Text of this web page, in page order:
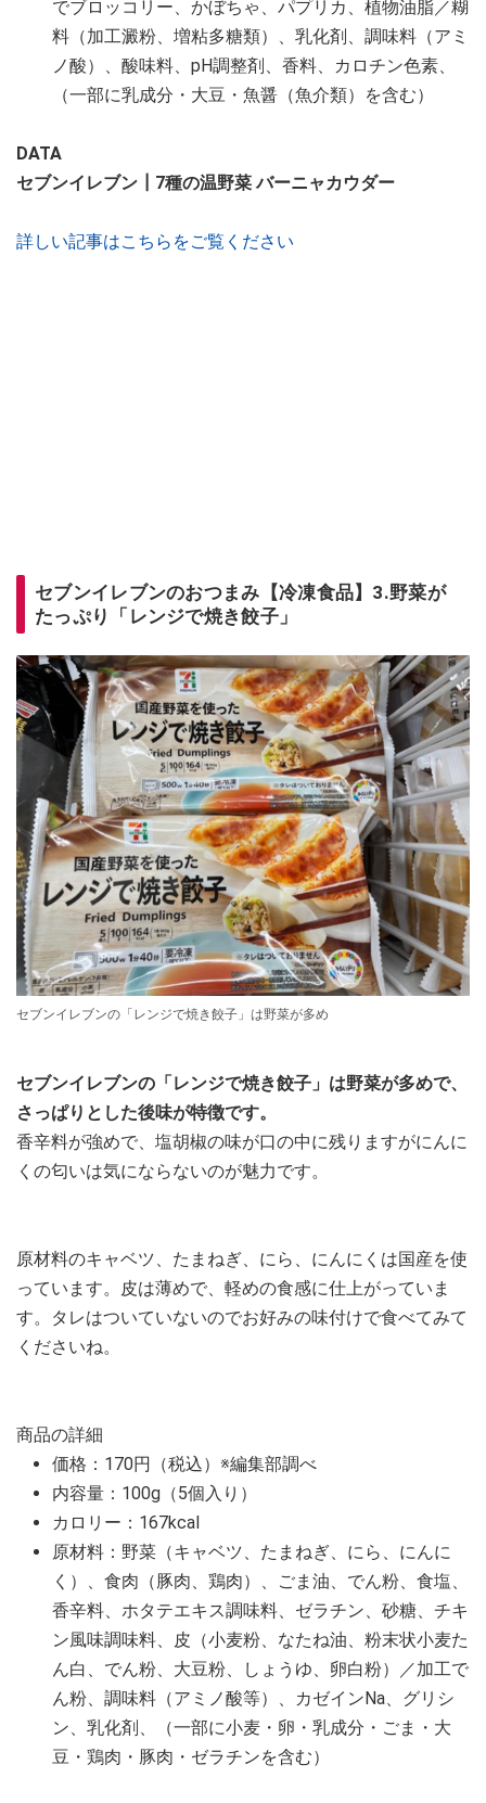
でブロッコリー、かぼちゃ、パプリカ、植物油脂／糊
料（加工澱粉、増粘多糖類）、乳化剤、調味料（アミ
ノ酸）、酸味料、pH調整剤、香料、カロチン色素、
（一部に乳成分・大豆・魚醤（魚介類）を含む）
DATA
セブンイレブン┃7種の温野菜 バーニャカウダー
詳しい記事はこちらをご覧ください
セブンイレブンのおつまみ【冷凍食品】3.野菜が
たっぷり「レンジで焼き餃子」
セブンイレブンの「レンジで焼き餃子」は野菜が多め
セブンイレブンの「レンジで焼き餃子」は野菜が多めで、
さっぱりとした後味が特徴です。
香辛料が強めで、塩胡椒の味が口の中に残りますがにんに
くの匂いは気にならないのが魅力です。
原材料のキャベツ、たまねぎ、にら、にんにくは国産を使
っています。皮は薄めで、軽めの食感に仕上がっていま
す。タレはついていないのでお好みの味付けで食べてみて
くださいね。
商品の詳細
価格：170円（税込）※編集部調べ
内容量：100g（5個入り）
カロリー：167kcal
原材料：野菜（キャベツ、たまねぎ、にら、にんに
く）、食肉（豚肉、鶏肉）、ごま油、でん粉、食塩、
香辛料、ホタテエキス調味料、ゼラチン、砂糖、チキ
ン風味調味料、皮（小麦粉、なたね油、粉末状小麦た
ん白、でん粉、大豆粉、しょうゆ、卵白粉）／加工で
ん粉、調味料（アミノ酸等）、カゼインNa、グリシ
ン、乳化剤、（一部に小麦・卵・乳成分・ごま・大
豆・鶏肉・豚肉・ゼラチンを含む）